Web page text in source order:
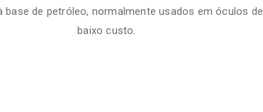
base de petróleo, normalmente usados em óculos de
baixo custo.